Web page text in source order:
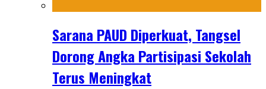
Sarana PAUD Diperkuat, Tangsel
Dorong Angka Partisipasi Sekolah
Terus Meningkat